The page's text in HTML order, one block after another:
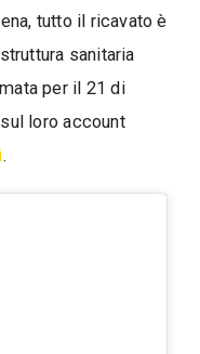
tutto il ricavato è
sanitaria
per il 21 di
loro account
.